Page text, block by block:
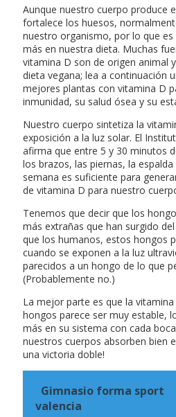
Aunque nuestro cuerpo produce
fortalece los huesos,
nuestro organismo, por lo que
más en nuestra dieta. Muchas
vitamina D son de origen animal
dieta vegana; lea a continuación
mejores plantas con vitamina D
inmunidad, su salud ósea y su
Nuestro cuerpo sintetiza la
exposición a la luz solar. El
afirma que entre 5 y 30 minutos
los brazos, las piernas, la
semana es suficiente para
de vitamina D para nuestro
Tenemos que decir que los
más extrañas que han surgido
que los humanos, estos hongos
cuando se exponen a la luz
parecidos a un hongo de lo que
(Probablemente no.)
La mejor parte es que la
hongos parece ser muy estable,
más en su sistema con cada
nuestros cuerpos absorben bien
una victoria doble!
Gimnasio forma sport
valencia